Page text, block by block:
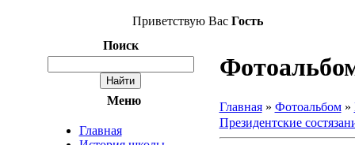
Приветствую Вас Гость
Поиск
Меню
Главная
Главная» Фотоальбом»
Президентские